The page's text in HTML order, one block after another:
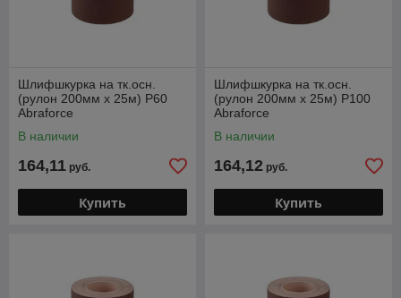
Шлифшкурка на тк.осн.
(рулон 200мм х 25м) Р60
Abraforce
В наличии
164,11 руб.
Купить
Шлифшкурка на тк.осн.
(рулон 200мм х 25м) Р100
Abraforce
В наличии
164,12 руб.
Купить